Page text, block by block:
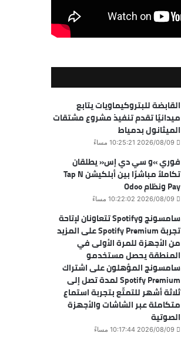
القابضة للبتروكيماويات يتابع
ميدانيًا تقدم تنفيذ مشروع مشتقات
الميثانول بدمياط
2026/08/09 10:25:21 مساءً
فوري »و سي دي إس« يطلقان
تكاملاً مباشرًا بين أبلكيشن Tap N
Pay ونظام Odoo
2026/08/09 10:22:02 مساءً
سامسونج وSpotify تتعاونان لإتاحة
تجربة Spotify Premium على المزيد
من الأجهزة للمرة الأولى في
المنطقة يحصل مستخدمو
سامسونج المؤهلون على اشتراك
Spotify Premium لمدة تصل إلى
ثلاثة أشهر للتمتّع بتجربة استماع
متكاملة عبر الشاشات والأجهزة
الصوتية
2026/08/09 10:17:44 مساءً